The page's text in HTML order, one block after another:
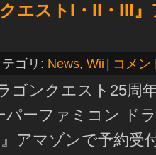
エストI・II・III
ゴリ: News, Wii | コメン
ラゴンクエスト25
パーファミコン ド
アマゾンで予約受